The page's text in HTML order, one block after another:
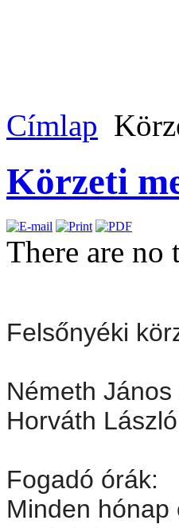
Címlap
Körzeti
There are no
Felsőnyéki
Németh
Horváth
Fogadó órák:
Minden